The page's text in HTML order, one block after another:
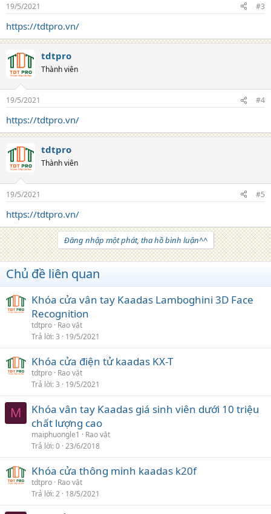
19/5/2021 #3
https://tdtpro.vn/
tdtpro
Thành viên
19/5/2021 #4
https://tdtpro.vn/
tdtpro
Thành viên
19/5/2021 #5
https://tdtpro.vn/
Đăng nhập một phát, tha hồ bình luận^^
Chủ đề liên quan
Khóa cửa vân tay Kaadas Lamboghini 3D Face
Recognition
tdtpro Rao vặt
Trả lời 3 19/5/2021
Khóa cửa điện tử kaadas KX-T
tdtpro Rao vặt
Trả lời 3 19/5/2021
M
Khóa vân tay Kaadas giá sinh viên dưới 10 triệu
chất lượng cao
maiphuongle1
Rao vặt
Trả lời 0 23/6/2018
Khóa cửa thông minh kaadas k20f
tdtpro Rao vặt
Trả lời 2 18/5/2021